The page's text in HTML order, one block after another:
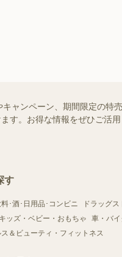
ャンペーン、期間限定の特
す。お得な情報をぜひご活用
す
･酒･日用品･コンビニ ドラッグス
キッズ・ベビー・おもちゃ 車・バイ
＆ビューティ・フィットネス